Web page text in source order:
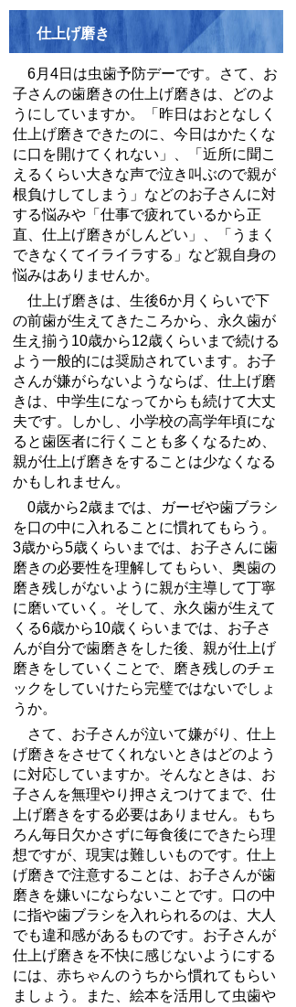
仕上げ磨き
6月 4日は虫歯予防デーです。さて、お
子さんの歯磨きの仕上げ磨きは、どのよ
うにしていますか。「昨日はおとなしく
仕上げ磨きできたのに、今日はかたくな
に口を開けてくれない」、「近所に聞こ
えるくらい大きな声で泣き叫ぶので親が
根負けしてしまう」などのお子さんに対
する悩みや「仕事で疲れているから正
直、仕上げ磨きがしんどい」、「うまく
できなくてイライラする」など親自身の
悩みはありませんか。
仕上げ磨きは、生後6か月くらいで下
の前歯が生えてきたころから、永久歯が
生え揃う 10歳から12歳くらいまで続ける
よう一般的には奨励されています。お子
さんが嫌がらないようならば、仕上げ磨
きは、中学生になってからも続けて大丈
夫です。しかし、小学校の高学年頃にな
ると歯医者に行くことも多くなるため、
親が仕上げ磨きをすることは少なくなる
かもしれません。
0歳から2歳までは、ガーゼや歯ブラシ
を口の中に入れることに慣れてもらう。
3歳から5歳くらいまでは、お子さんに歯
磨きの必要性を理解してもらい、奥歯の
磨き残しがないように親が主導して丁寧
に磨いていく。そして、永久歯が生えて
くる6歳から10歳くらいまでは、お子さ
んが自分で歯磨きをした後、親が仕上げ
磨きをしていくことで、磨き残しのチェ
ックをしていけたら完璧ではないでしょ
うか。
さて、お子さんが泣いて嫌がり、仕上
げ磨きをさせてくれないときはどのよう
に対応していますか。そんなときは、お
子さんを無理やり押さえつけてまで、仕
上げ磨きをする必要はありません。もち
ろん毎日欠かさずに毎食後にできたら理
想ですが、現実は難しいものです。仕上
げ磨きで注意することは、お子さんが歯
磨きを嫌いにならないことです。口の中
に指や歯ブラシを入れられるのは、大人
でも違和感があるものです。お子さんが
仕上げ磨きを不快に感じないようにする
には、赤ちゃんのうちから慣れてもらい
ましょう。また、絵本を活用して虫歯や